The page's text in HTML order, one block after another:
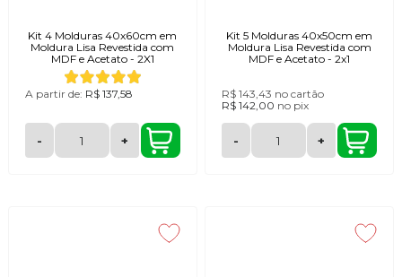
Kit 4 Molduras 40x60cm em
Moldura Lisa Revestida com
MDF e Acetato - 2X1
A partir de: R$ 137,58
- +
Kit 5 Molduras 40x50cm em
Moldura Lisa Revestida com
MDF e Acetato - 2x1
R$ 143,43 no cartão
R$ 142,00 no pix
- +